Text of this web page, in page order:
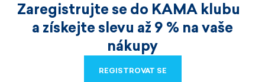
Zaregistrujte se do KAMA klubu
a získejte slevu až 9 % na vaše
nákupy
REGISTROVAT SE